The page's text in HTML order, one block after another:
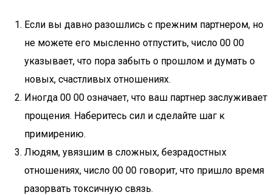
Если вы давно разошлись с прежним партнером, но
не можете его мысленно отпустить, число 00 00
указывает, что пора забыть о прошлом и думать о
новых, счастливых отношениях.
Иногда 00 00 означает, что ваш партнер заслуживает
прощения. Наберитесь сил и сделайте шаг к
примирению.
Людям, увязшим в сложных, безрадостных
отношениях, число 00 00 говорит, что пришло время
разорвать токсичную связь.